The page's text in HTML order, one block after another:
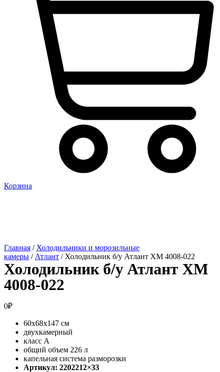
Корзина
Главная / Холодильники и морозильные
камеры / Атлант / Холодильник б/у Атлант ХМ 4008-022
Холодильник б/у Атлант ХМ
4008-022
0₽
60x68x147 см
двухкамерный
класс А
общий объем 226 л
капельная система разморозки
Артикул: 2202212×33